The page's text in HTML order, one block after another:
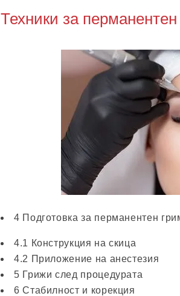
Техники за
4 Подготовка за перманентен
4.1 Конструкция на скица
4.2 Приложение на анестезия
5 Грижи след процедурата
6 Стабилност и корекция